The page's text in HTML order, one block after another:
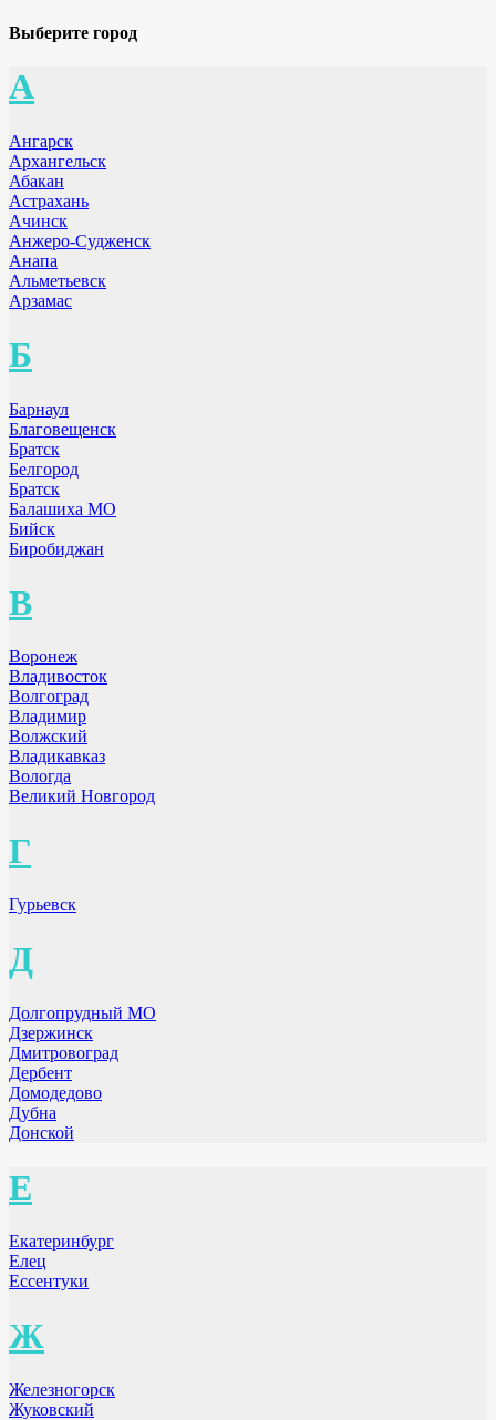
Выберите город
А
Ангарск
Архангельск
Абакан
Астрахань
Ачинск
Анжеро-Судженск
Анапа
Альметьевск
Арзамас
Б
Барнаул
Благовещенск
Братск
Белгород
Братск
Балашиха МО
Бийск
Биробиджан
В
Воронеж
Владивосток
Волгоград
Владимир
Волжский
Владикавказ
Вологда
Великий Новгород
Г
Гурьевск
Д
Долгопрудный МО
Дзержинск
Дмитровоград
Дербент
Домодедово
Дубна
Донской
Е
Екатеринбург
Елец
Ессентуки
Ж
Железногорск
Жуковский